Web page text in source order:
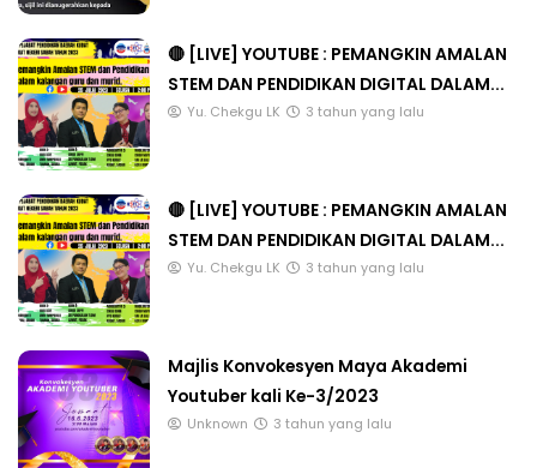
🔴 [LIVE] YOUTUBE : PEMANGKIN AMALAN
STEM DAN PENDIDIKAN DIGITAL DALAM...
Yu. Chekgu LK 3 tahun yang lalu
🔴 [LIVE] YOUTUBE : PEMANGKIN AMALAN
STEM DAN PENDIDIKAN DIGITAL DALAM...
Yu. Chekgu LK 3 tahun yang lalu
Majlis Konvokesyen Maya Akademi
Youtuber kali Ke-3/2023
Unknown 3 tahun yang lalu